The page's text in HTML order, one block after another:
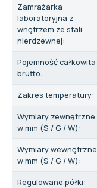
Zamrażarka
laboratoryjna z
wnętrzem ze stali
nierdzewnej:
Pojemność całkowita
brutto:
Zakres temperatury:
Wymiary zewnętrzne
w mm (S / G / W):
Wymiary wewnętrzne
w mm (S / G / W):
Regulowane półki: